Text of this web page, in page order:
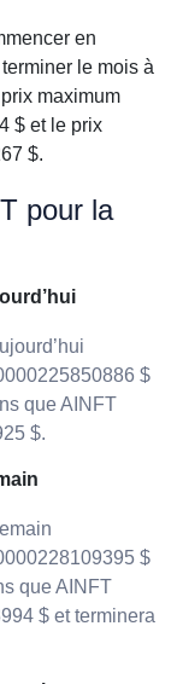
en
le mois à
maximum
$ et le prix
$.
pour la
$
que AINFT
$.
$
que AINFT
$ et terminera